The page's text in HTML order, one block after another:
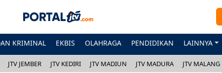
KRIMINAL EKBIS OLAHRAGA PENDIDIKAN LAINNYA
JTV JEMBER JTV KEDIRI JTV MADIUN JTV MADURA JTV MALANG